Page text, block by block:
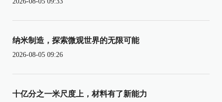
纳米制造，探索微观世界的无限可能
2026-08-05 09:26
十亿分之一米尺度上，材料有了新能力